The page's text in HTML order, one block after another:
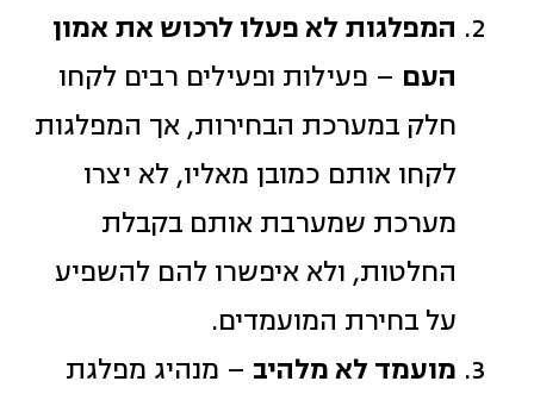
המפלגות לא פעלו לרכוש את אמון
העם – פעילות ופעילים רבים לקחו
חלק במערכת הבחירות, אך המפלגות
לקחו אותם כמובן מאליו, לא יצרו
מערכת שמערבת אותם בקבלת
החלטות, ולא איפשרו להם להשפיע
על בחירת המועמדים.
מועמד לא מלהיב – מנהיג מפלגת